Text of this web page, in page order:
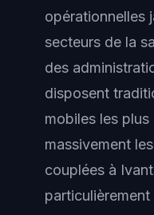
opérationnelles
secteurs de la
des
disposent
mobiles les
massivement
couplées à
particulièrement